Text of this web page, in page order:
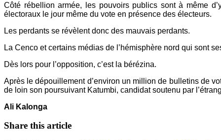
Côté rébellion armée, les pouvoirs publics sont à même
électoraux le jour même du vote en présence des électeurs.
Les perdants se révèlent donc des mauvais perdants.
La Cenco et certains médias de l’hémisphère nord qui sont
Dès lors pour l’opposition, c’est la bérézina.
Après le dépouillement d’environ un million de bulletins de
de loin son poursuivant Katumbi, candidat soutenu par
Ali Kalonga
Share this article